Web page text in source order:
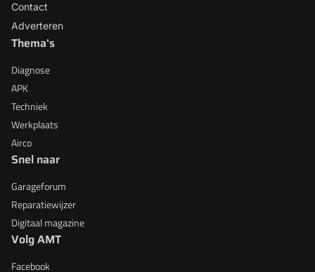
Contact
Adverteren
Thema's
Diagnose
APK
Techniek
Werkplaats
Airco
Snel naar
Garageforum
Reparatiewijzer
Digitaal magazine
Volg AMT
Facebook